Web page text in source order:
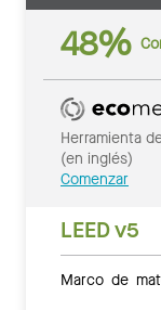
48%
Herramienta
(en inglés)
Comenzar
LEED v5
Marco de